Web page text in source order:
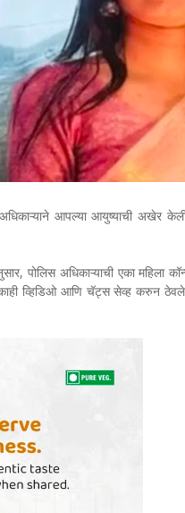
आपल्या आयुष्याची अखेर
पोलिस अधिकाऱ्याची एका महिला
काही व्हिडिओ आणि चॅट्स सेव्ह करुन